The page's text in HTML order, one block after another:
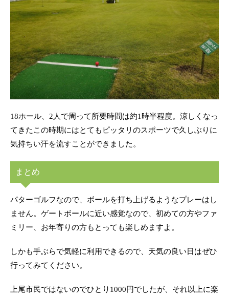
18ホール、2人で周って所要時間は約1時半程度。涼しくなっ
てきたこの時期にはとてもピッタリのスポーツで久しぶりに
気持ちい汗を流すことができました。
まとめ
パターゴルフなので、ボールを打ち上げるようなプレーはし
ません。ゲートボールに近い感覚なので、初めての方やファ
ミリー、お年寄りの方もとっても楽しめますよ。
しかも手ぶらで気軽に利用できるので、天気の良い日はぜひ
行ってみてください。
上尾市民ではないのでひとり1000円でしたが、それ以上に楽